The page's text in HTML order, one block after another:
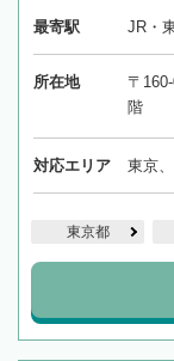
最寄駅 JR・
所在地
〒
階
対応エリア 東京
東京都